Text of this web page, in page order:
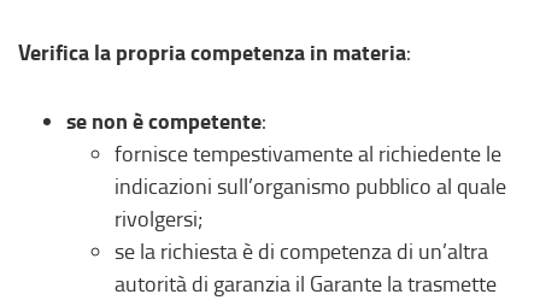
Verifica la propria competenza in materia:​
se non è competente: ​
fornisce tempestivamente al richiedente le
indicazioni sull’organismo pubblico al quale
rivolgersi;​
se la richiesta è di competenza di un’altra
autorità di garanzia il Garante la trasmette